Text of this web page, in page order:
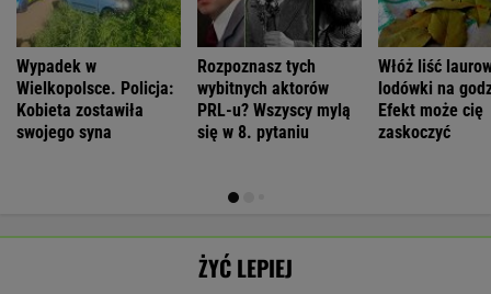
Wypadek w
Wielkopolsce. Policja:
Kobieta zostawiła
swojego syna
Rozpoznasz tych
wybitnych aktorów
PRL-u? Wszyscy mylą
się w 8. pytaniu
Włóż liść
lodówki na
Efekt może cię
zaskoczyć
ŻYĆ LEPIEJ